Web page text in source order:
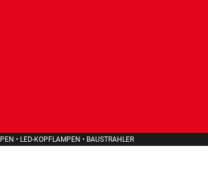
• LED-KOPFLAMPEN • BAUSTRAHLER